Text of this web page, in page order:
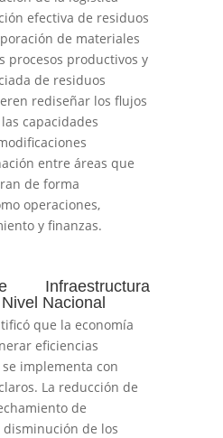
efectiva de residuos
de materiales
procesos productivos y
de residuos
rediseñar los flujos
capacidades
entre áreas que
de forma
operaciones,
y finanzas.
Infraestructura
Nacional
que la economía
eficiencias
implementa con
La reducción de
de
de los